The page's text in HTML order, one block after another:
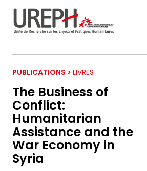
PUBLICATIONS > LIVRES
The Business of
Conflict:
Humanitarian
Assistance and the
War Economy in
Syria
S'ABONNER À NOTRE
NEWSLETTER